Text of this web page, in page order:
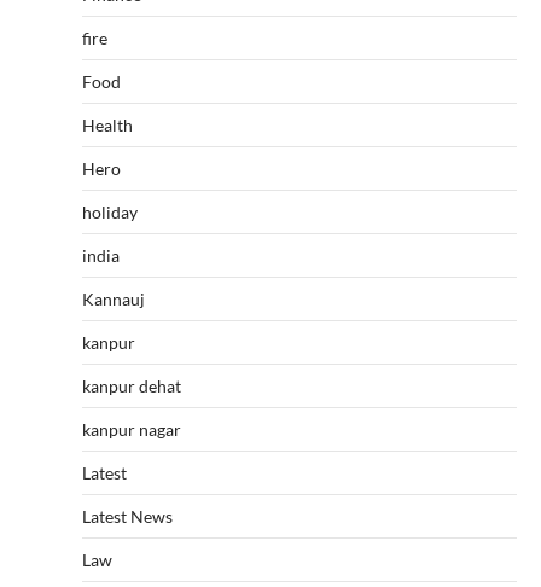
fire
Food
Health
Hero
holiday
india
Kannauj
kanpur
kanpur dehat
kanpur nagar
Latest
Latest News
Law